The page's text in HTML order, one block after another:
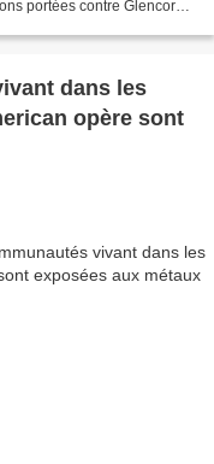
portées contre Glencore,
dans les
opère sont